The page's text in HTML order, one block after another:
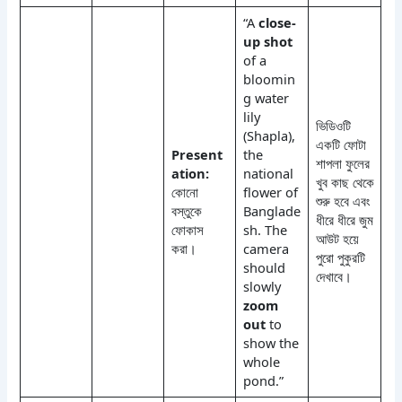
Present
ation:
কোনো
বস্তুকে
ফোকাস
করা।
“A close-
up shot
of a
bloomin
g water
lily
(Shapla),
the
national
flower of
Banglade
sh. The
camera
should
slowly
zoom
outto
show the
whole
pond.”
ভিডিওটি
একটি ফোটা
শাপলা ফুলের
খুব কাছ থেকে
শুরু হবে এবং
ধীরে ধীরে জুম
আউট হয়ে
পুরো পুকুরটি
দেখাবে।